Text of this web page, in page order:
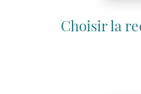
Choisir la